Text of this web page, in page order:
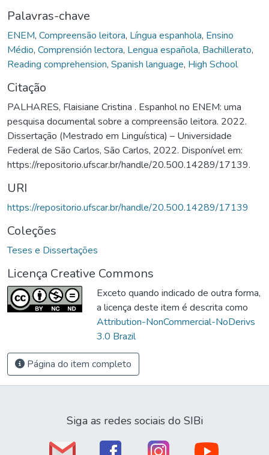
Palavras-chave
ENEM, Compreensão leitora, Língua espanhola, Ensino
Médio, Comprensión lectora, Lengua española, Bachillerato,
Reading comprehension, Spanish language, High School
Citação
PALHARES, Flaisiane Cristina . Espanhol no ENEM: uma
pesquisa documental sobre a compreensão leitora. 2022.
Dissertação (Mestrado em Linguística) – Universidade
Federal de São Carlos, São Carlos, 2022. Disponível em:
https://repositorio.ufscar.br/handle/20.500.14289/17139.
URI
https://repositorio.ufscar.br/handle/20.500.14289/17139
Coleções
Teses e Dissertações
Licença Creative Commons
Exceto quando indicado de outra forma,
a licença deste item é descrita como
Attribution-NonCommercial-NoDerivs
3.0 Brazil
Página do item completo
Siga as redes sociais do SIBi